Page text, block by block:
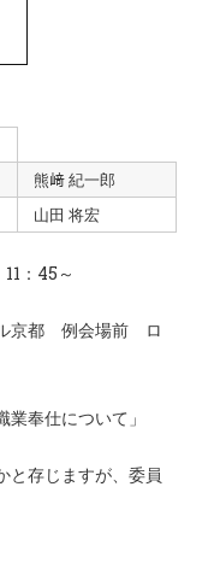
熊﨑 紀一郎
山田 将宏
45～
都 例会場前 ロ
仕について」
と存じますが、委員